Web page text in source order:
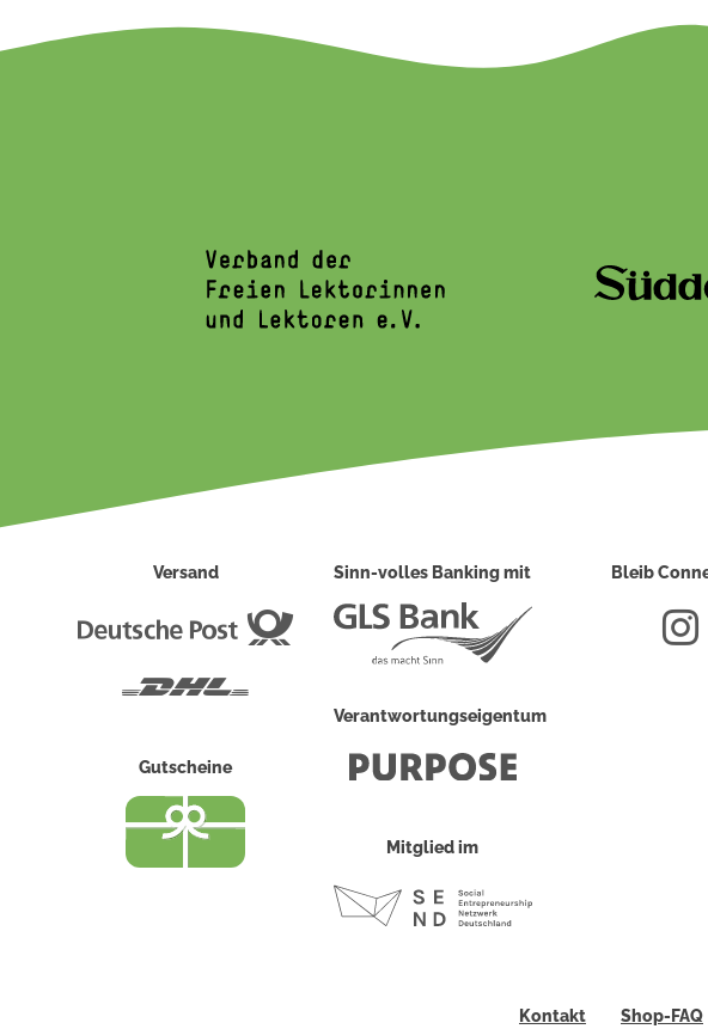
Versand
Deutsche
Gutscheine
Sinn-volles Banking mit
Verantwortungseigentum
Mitglied im
Bleib
Kontakt Shop-FAQ